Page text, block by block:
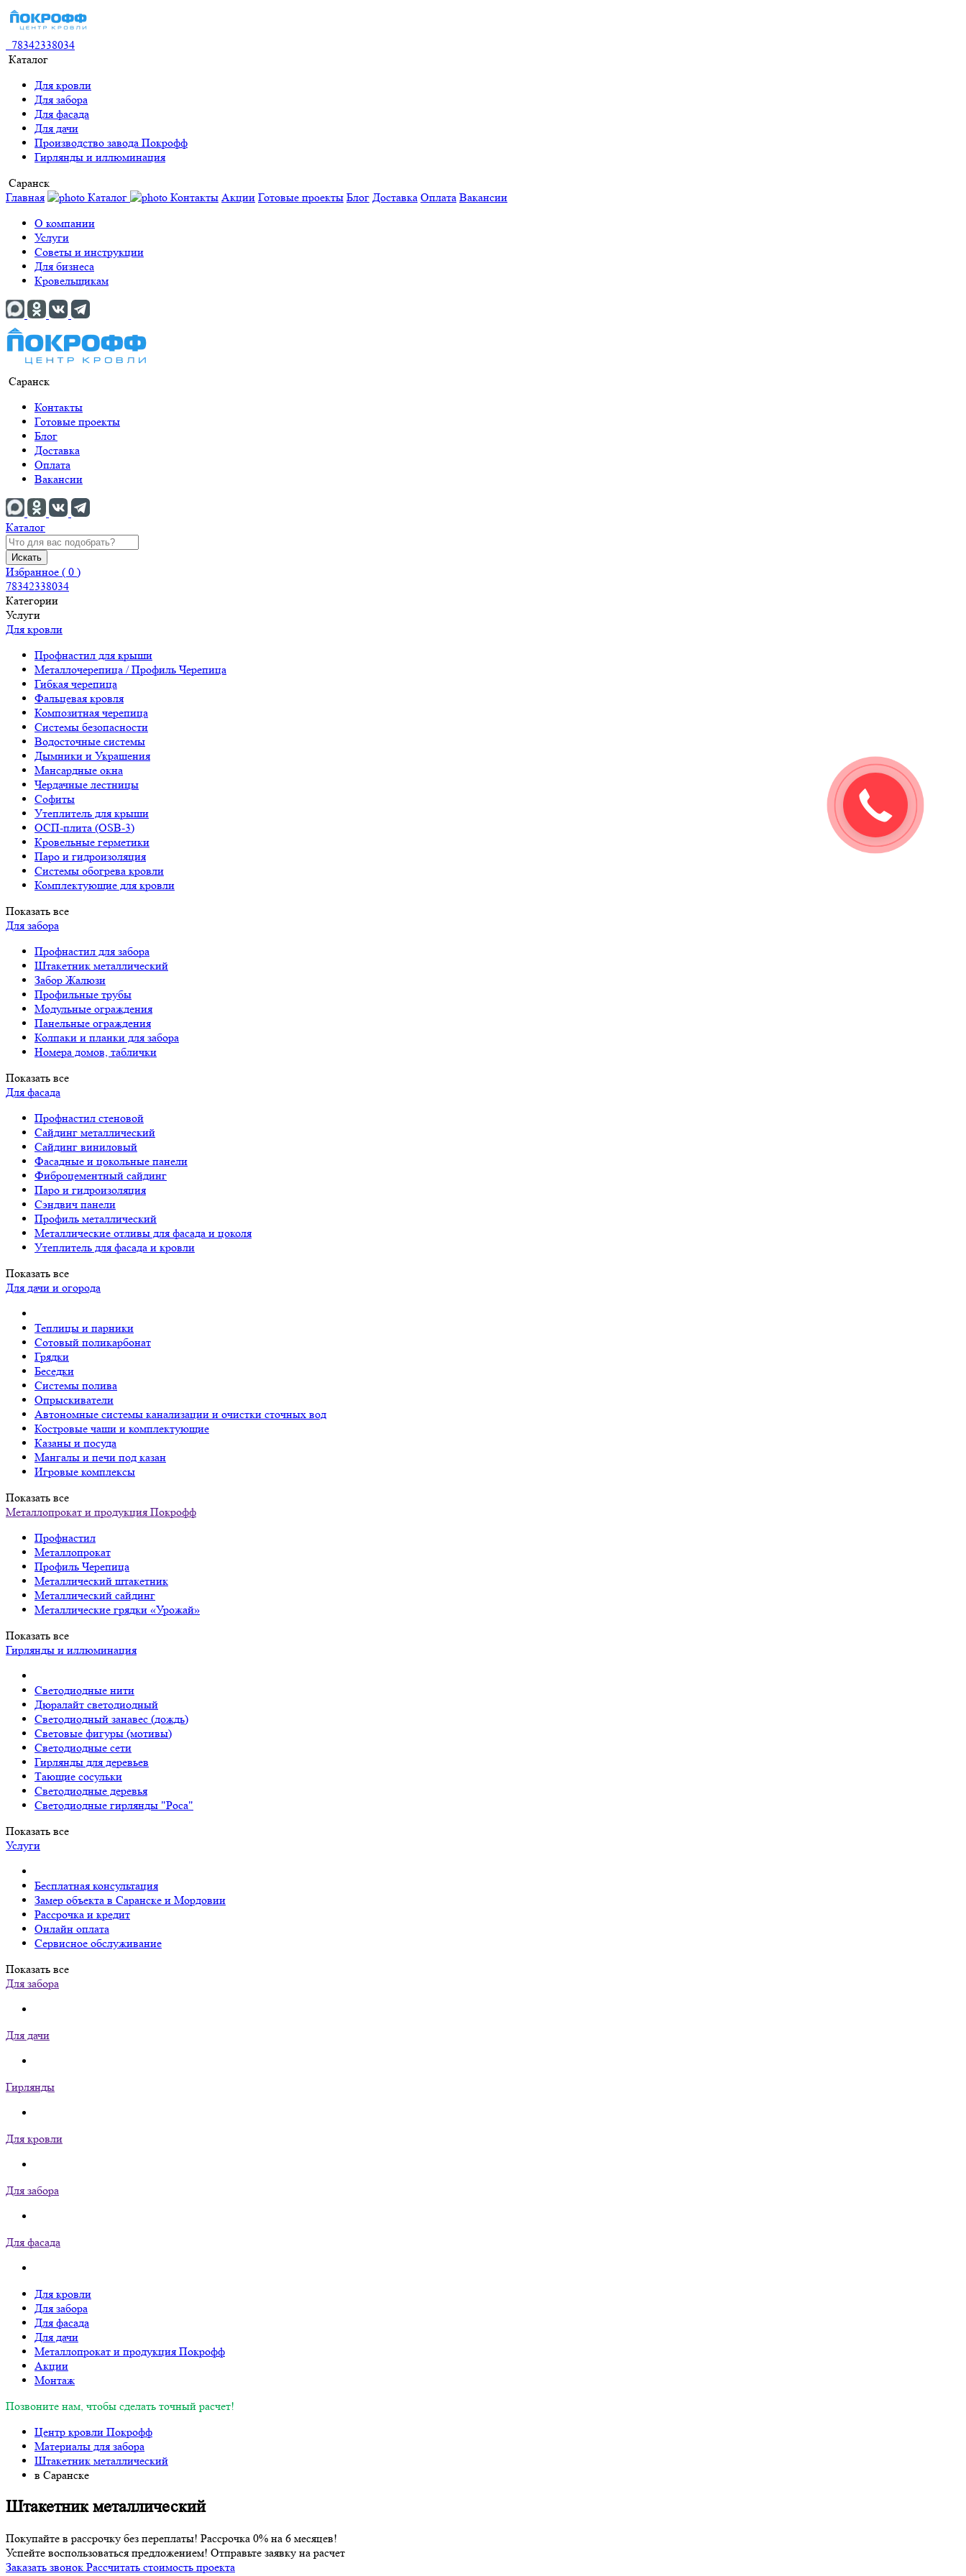
78342338034
Каталог
Для кровли
Для забора
Для фасада
Для дачи
Производство завода Покрофф
Гирлянды и иллюминация
Саранск
Главная
Каталог Контакты Акции Готовые проекты Блог Доставка Оплата Вакансии
О компании
Услуги
Советы и инструкции
Для бизнеса
Кровельщикам
Саранск
Контакты
Готовые проекты
Блог
Доставка
Оплата
Вакансии
Каталог
Искать
Избранное ( 0 )
78342338034
Категории
Услуги
Для кровли
Профнастил для крыши
Металлочерепица / Профиль Черепица
Гибкая черепица
Фальцевая кровля
Композитная черепица
Системы безопасности
Водосточные системы
Дымники и Украшения
Мансардные окна
Чердачные лестницы
Софиты
Утеплитель для крыши
ОСП-плита (OSB-3)
Кровельные герметики
Паро и гидроизоляция
Системы обогрева кровли
Комплектующие для кровли
Показать все
Для забора
Профнастил для забора
Штакетник металлический
Забор Жалюзи
Профильные трубы
Модульные ограждения
Панельные ограждения
Колпаки и планки для забора
Номера домов, таблички
Показать все
Для фасада
Профнастил стеновой
Сайдинг металлический
Сайдинг виниловый
Фасадные и цокольные панели
Фиброцементный сайдинг
Паро и гидроизоляция
Сэндвич панели
Профиль металлический
Металлические отливы для фасада и цоколя
Утеплитель для фасада и кровли
Показать все
Для дачи и огорода
Теплицы и парники
Сотовый поликарбонат
Грядки
Беседки
Системы полива
Опрыскиватели
Автономные системы канализации и очистки сточных вод
Костровые чаши и комплектующие
Казаны и посуда
Мангалы и печи под казан
Игровые комплексы
Показать все
Металлопрокат и продукция Покрофф
Профнастил
Металлопрокат
Профиль Черепица
Металлический штакетник
Металлический сайдинг
Металлические грядки «Урожай»
Показать все
Гирлянды и иллюминация
Светодиодные нити
Дюралайт светодиодный
Светодиодный занавес (дождь)
Световые фигуры (мотивы)
Светодиодные сети
Гирлянды для деревьев
Тающие сосульки
Светодиодные деревья
Светодиодные гирлянды "Роса"
Показать все
Услуги
Бесплатная консультация
Замер объекта в Саранске и Мордовии
Рассрочка и кредит
Онлайн оплата
Сервисное обслуживание
Показать все
Для забора
Для дачи
Гирлянды
Для кровли
Для забора
Для фасада
Для кровли
Для забора
Для фасада
Для дачи
Металлопрокат и продукция Покрофф
Акции
Монтаж
Позвоните нам, чтобы сделать точный расчет!
Центр кровли Покрофф
Материалы для забора
Штакетник металлический
в Саранске
Штакетник металлический
Покупайте в рассрочку без переплаты! Рассрочка 0% на 6 месяцев!
Успейте воспользоваться предложением! Отправьте заявку на расчет
Заказать звонок Рассчитать стоимость проекта
Заказать
звонок!